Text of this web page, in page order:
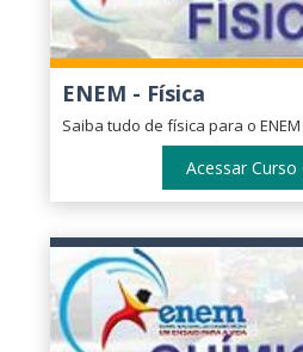
ENEM - Física
Saiba tudo de física para o
Acessar Curso